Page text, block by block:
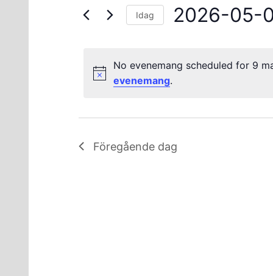
9
2026No evenemang scheduled for 9
evenemang.
Views
Evenemang
Idag 2026-05-
Föregående dag